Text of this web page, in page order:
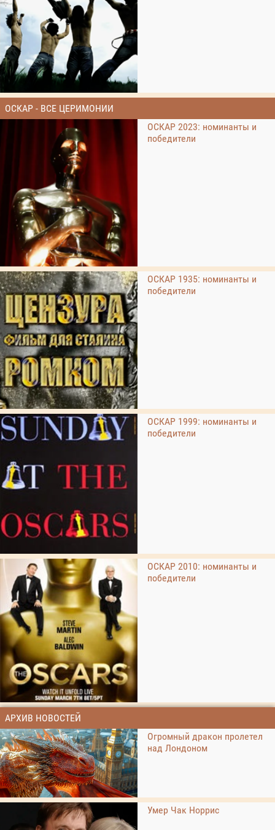
ОСКАР - ВСЕ ЦЕРИМОНИИ
ОСКАР 2023: номинанты и
победители
ОСКАР 1935: номинанты и
победители
ОСКАР 1999: номинанты и
победители
ОСКАР 2010: номинанты и
победители
АРХИВ НОВОСТЕЙ
Огромный дракон пролетел
над Лондоном
Умер Чак Норрис